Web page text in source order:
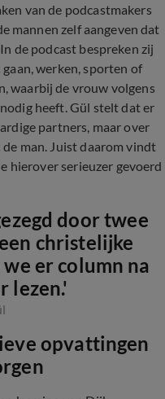
van de podcastmakers
mannen zelf aangeven dat
de podcast bespreken zij
werken, sporten of
waarbij de vrouw volgens
heeft. Gül stelt dat er
partners, maar over
man. Juist daarom vindt
hierover serieuzer gevoerd
door twee
christelijke
er column na
lezen.'
opvattingen